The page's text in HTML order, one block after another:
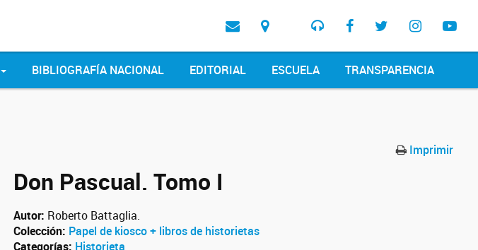
BIBLIOGRAFÍA NACIONAL EDITORIAL ESCUELA TRANSPARENCIA
Imprimir
Don Pascual. Tomo I
Autor: Roberto Battaglia.
Colección: Papel de kiosco + libros de historietas
Categorías: Historieta